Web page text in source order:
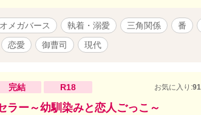
奨励賞をいただきました！たくさんの応援
ました！
オメガバース 執着・溺愛 三角関係 番
恋愛 御曹司 現代
完結 R18 お気に入り:91
ラー～幼馴染みと恋人ごっこ～